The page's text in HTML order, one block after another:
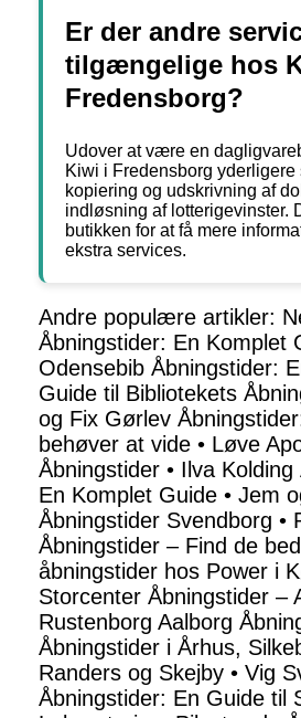
Er der andre
tilgængelige hos
Fredensborg?
Udover at være en
Kiwi i Fredensborg yderligere
kopiering og udskrivning af
indløsning af lotterigevinster.
butikken for at få mere
ekstra services.
Andre populære artikler:
Åbningstider: En Komplet
Odensebib Åbningstider:
Guide til Bibliotekets
og Fix Gørlev
behøver at vide • Løve
Åbningstider • Ilva Kolding
En Komplet Guide • Jem
Åbningstider Svendborg •
Åbningstider – Find de
åbningstider hos Power i
Storcenter Åbningstider –
Rustenborg Aalborg
Åbningstider i Århus,
Randers og Skejby • Vig
Åbningstider: En Guide til